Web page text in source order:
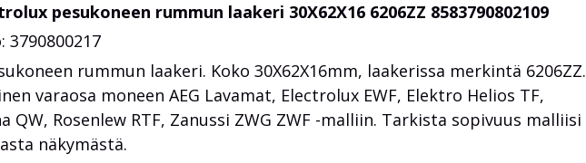
pesukoneen rummun laakeri 30X62X16 6206ZZ 8583790802109
3790800217
rummun laakeri. Koko 30X62X16mm, laakerissa merkintä 6206ZZ.
varaosa moneen AEG Lavamat, Electrolux EWF, Elektro Helios TF,
QW, Rosenlew RTF, Zanussi ZWG ZWF -malliin. Tarkista sopivuus malliisi
näkymästä.